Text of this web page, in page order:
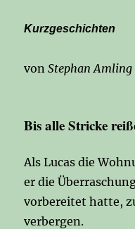
Kurzgeschichten
vonStephan Amling
Bis alle Stricke
Als Lucas die
er die
vorbereitet hatte,
verbergen.